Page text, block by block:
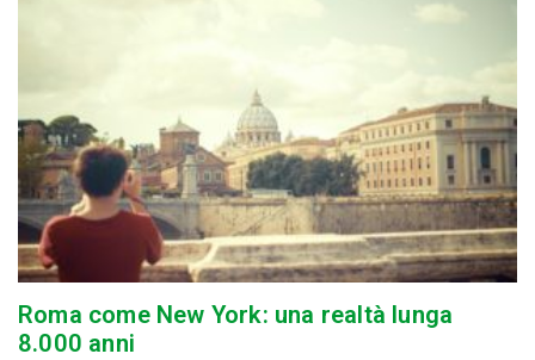
Roma come New York: una realtà lunga
8.000 anni